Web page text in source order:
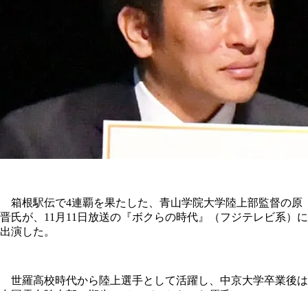
箱根駅伝で4連覇を果たした、青山学院大学陸上部監督の原
晋氏が、11月11日放送の『ボクらの時代』（フジテレビ系）に
出演した。
世羅高校時代から陸上選手として活躍し、中京大学卒業後は